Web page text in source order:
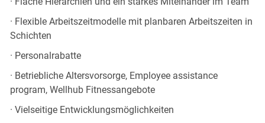
· Flexible Arbeitszeitmodelle mit planbaren Arbeitszeiten in
Schichten
· Personalrabatte
· Betriebliche Altersvorsorge, Employee assistance
program, Wellhub Fitnessangebote
· Vielseitige Entwicklungsmöglichkeiten